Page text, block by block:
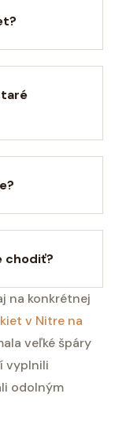
chodiť?
na konkrétnej
v Nitre na
veľké špáry
vyplnili
odolným